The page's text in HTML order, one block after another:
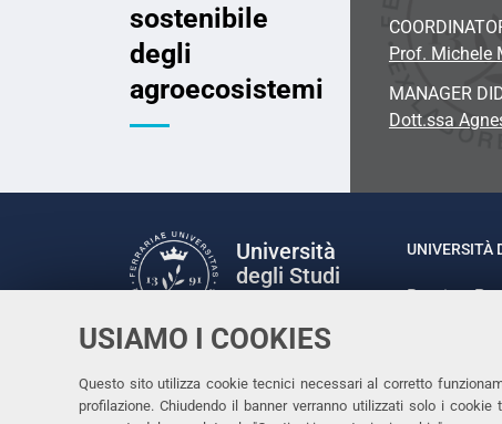
USIAMO I COOKIES
Questo sito utilizza cookie tecnici necessari al corretto
profilazione. Chiudendo il banner verranno utilizzati solo i
sostenibile
degli
agroecosistemi
Prof. Michele
MANAGER
Dott.ssa
Università
degli Studi
Facebook
LinkedinInstagram
Youtube
UNIVERSITÀ
Rettrice: